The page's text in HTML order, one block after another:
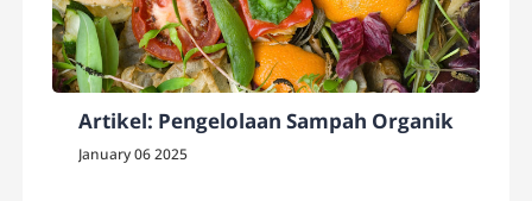
Artikel: Pengelolaan Sampah Organik
January 06 2025